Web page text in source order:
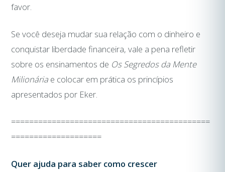
favor.
Se você deseja mudar sua relação com o dinheiro e
conquistar liberdade financeira, vale a pena refletir
sobre os ensinamentos de Os Segredos da Mente
Milionária e colocar em prática os princípios
apresentados por Eker.
============================================
====================
Quer ajuda para saber como crescer